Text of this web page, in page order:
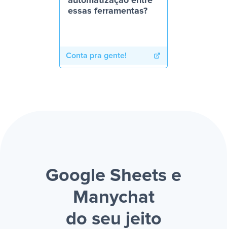
essas ferramentas?
Conta pra gente!
Google Sheets e
Manychat
do seu jeito